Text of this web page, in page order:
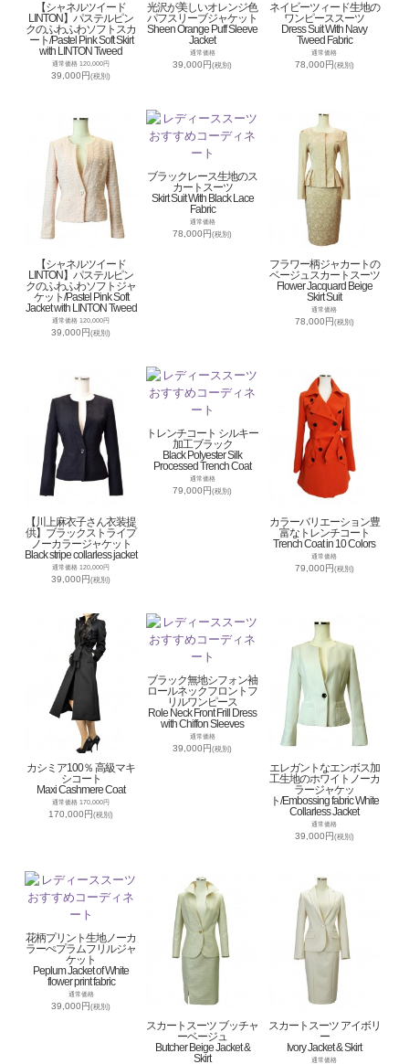
【シャネルツイード
LINTON】パステルピン
クのふわふわソフトスカ
ート/Pastel Pink Soft Skirt
with LINTON Tweed
通常価格 120,000円
39,000円(税別)
光沢が美しいオレンジ色
パフスリーブジャケット
Sheen Orange Puff Sleeve
Jacket
通常価格
39,000円(税別)
ネイビーツィード生地の
ワンピーススーツ
Dress Suit With Navy
Tweed Fabric
通常価格
78,000円(税別)
【シャネルツイード
LINTON】パステルピン
クのふわふわソフトジャ
ケット/Pastel Pink Soft
Jacket with LINTON Tweed
通常価格 120,000円
39,000円(税別)
ブラックレース生地のス
カートスーツ
Skirt Suit With Black Lace
Fabric
通常価格
78,000円(税別)
フラワー柄ジャカートの
ベージュスカートスーツ
Flower Jacquard Beige
Skirt Suit
通常価格
78,000円 (税別)
【川上麻衣子さん衣装提
供】ブラックストライプ
ノーカラージャケット
Black stripe collarless jacket
通常価格 120,000円
39,000円(税別)
トレンチコート シルキー
加工ブラック
Black Polyester Silk
Processed Trench Coat
通常価格
79,000円(税別)
カラーバリエーション豊
富なトレンチコート
Trench Coat in 10 Colors
通常価格
79,000円(税別)
カシミア100％ 高級マキ
シコート
Maxi Cashmere Coat
通常価格 170,000円
170,000円(税別)
ブラック無地シフォン袖
ロールネックフロントフ
リルワンピース
Role Neck Front Frill Dress
with Chiffon Sleeves
通常価格
39,000円(税別)
エレガントなエンボス加
工生地のホワイトノーカ
ラージャケッ
ト/Embossing fabric White
Collarless Jacket
通常価格
39,000円(税別)
花柄プリント生地ノーカ
ラーぺプラムフリルジャ
ケット
Peplum Jacket of White
flower print fabric
通常価格
39,000円(税別)
スカートスーツ ブッチャ
ーベージュ
Butcher Beige Jacket &
Skirt
スカートスーツ アイボリ
ー
Ivory Jacket & Skirt
通常価格